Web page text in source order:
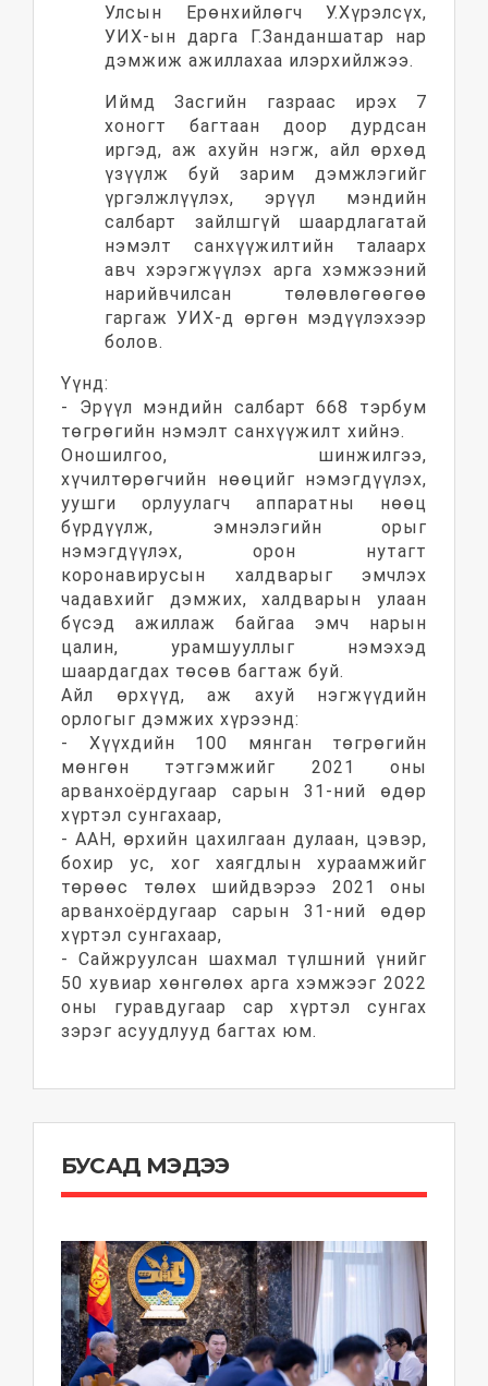
Улсын Ерөнхийлөгч У.Хүрэлсүх,
УИХ-ын дарга Г.Занданшатар нар
дэмжиж ажиллахаа илэрхийлжээ.
Иймд Засгийн газраас ирэх 7
хоногт багтаан доор дурдсан
иргэд, аж ахуйн нэгж, айл өрхөд
үзүүлж буй зарим дэмжлэгийг
үргэлжлүүлэх, эрүүл мэндийн
салбарт зайлшгүй шаардлагатай
нэмэлт санхүүжилтийн талаарх
авч хэрэгжүүлэх арга хэмжээний
нарийвчилсан төлөвлөгөөгөө
гаргаж УИХ-д өргөн мэдүүлэхээр
болов.
Үүнд:
- Эрүүл мэндийн салбарт 668 тэрбум
төгрөгийн нэмэлт санхүүжилт хийнэ.
Оношилгоо, шинжилгээ,
хүчилтөрөгчийн нөөцийг нэмэгдүүлэх,
уушги орлуулагч аппаратны нөөц
бүрдүүлж, эмнэлэгийн орыг
нэмэгдүүлэх, орон нутагт
коронавирусын халдварыг эмчлэх
чадавхийг дэмжих, халдварын улаан
бүсэд ажиллаж байгаа эмч нарын
цалин, урамшууллыг нэмэхэд
шаардагдах төсөв багтаж буй.
Айл өрхүүд, аж ахуй нэгжүүдийн
орлогыг дэмжих хүрээнд:
- Хүүхдийн 100 мянган төгрөгийн
мөнгөн тэтгэмжийг 2021 оны
арванхоёрдугаар сарын 31-ний өдөр
хүртэл сунгахаар,
- ААН, өрхийн цахилгаан дулаан, цэвэр,
бохир ус, хог хаягдлын хураамжийг
төрөөс төлөх шийдвэрээ 2021 оны
арванхоёрдугаар сарын 31-ний өдөр
хүртэл сунгахаар,
- Сайжруулсан шахмал түлшний үнийг
50 хувиар хөнгөлөх арга хэмжээг 2022
оны гуравдугаар сар хүртэл сунгах
зэрэг асуудлууд багтах юм.
БУСАД МЭДЭЭ